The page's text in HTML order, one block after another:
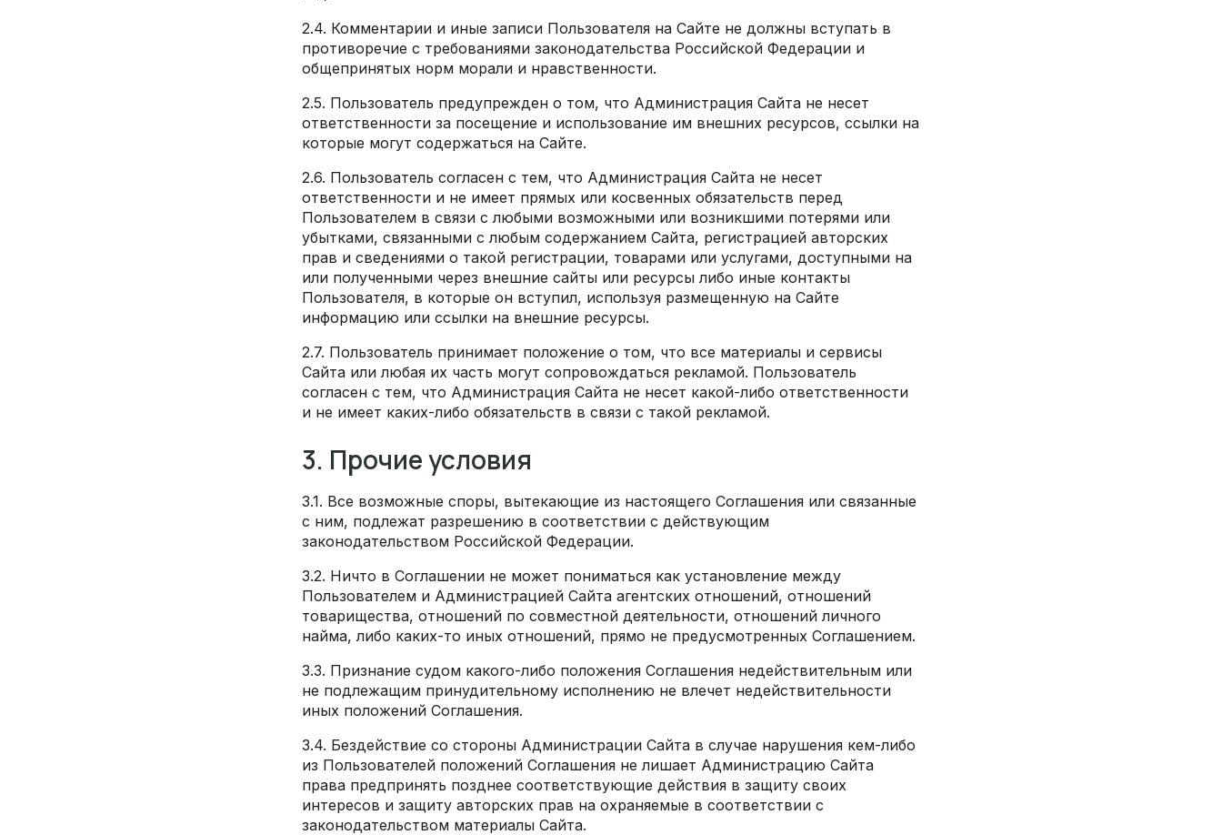
2.4. Комментарии и иные записи Пользователя на Сайте не должны вступать в
противоречие с требованиями законодательства Российской Федерации и
общепринятых норм морали и нравственности.
2.5. Пользователь предупрежден о том, что Администрация Сайта не несет
ответственности за посещение и использование им внешних ресурсов, ссылки на
которые могут содержаться на Сайте.
2.6. Пользователь согласен с тем, что Администрация Сайта не несет
ответственности и не имеет прямых или косвенных обязательств перед
Пользователем в связи с любыми возможными или возникшими потерями или
убытками, связанными с любым содержанием Сайта, регистрацией авторских
прав и сведениями о такой регистрации, товарами или услугами, доступными на
или полученными через внешние сайты или ресурсы либо иные контакты
Пользователя, в которые он вступил, используя размещенную на Сайте
информацию или ссылки на внешние ресурсы.
2.7. Пользователь принимает положение о том, что все материалы и сервисы
Сайта или любая их часть могут сопровождаться рекламой. Пользователь
согласен с тем, что Администрация Сайта не несет какой-либо ответственности
и не имеет каких-либо обязательств в связи с такой рекламой.
3. Прочие условия
3.1. Все возможные споры, вытекающие из настоящего Соглашения или связанные
с ним, подлежат разрешению в соответствии с действующим
законодательством Российской Федерации.
3.2. Ничто в Соглашении не может пониматься как установление между
Пользователем и Администрацией Сайта агентских отношений, отношений
товарищества, отношений по совместной деятельности, отношений личного
найма, либо каких-то иных отношений, прямо не предусмотренных Соглашением.
3.3. Признание судом какого-либо положения Соглашения недействительным или
не подлежащим принудительному исполнению не влечет недействительности
иных положений Соглашения.
3.4. Бездействие со стороны Администрации Сайта в случае нарушения кем-либо
из Пользователей положений Соглашения не лишает Администрацию Сайта
права предпринять позднее соответствующие действия в защиту своих
интересов и защиту авторских прав на охраняемые в соответствии с
законодательством материалы Сайта.